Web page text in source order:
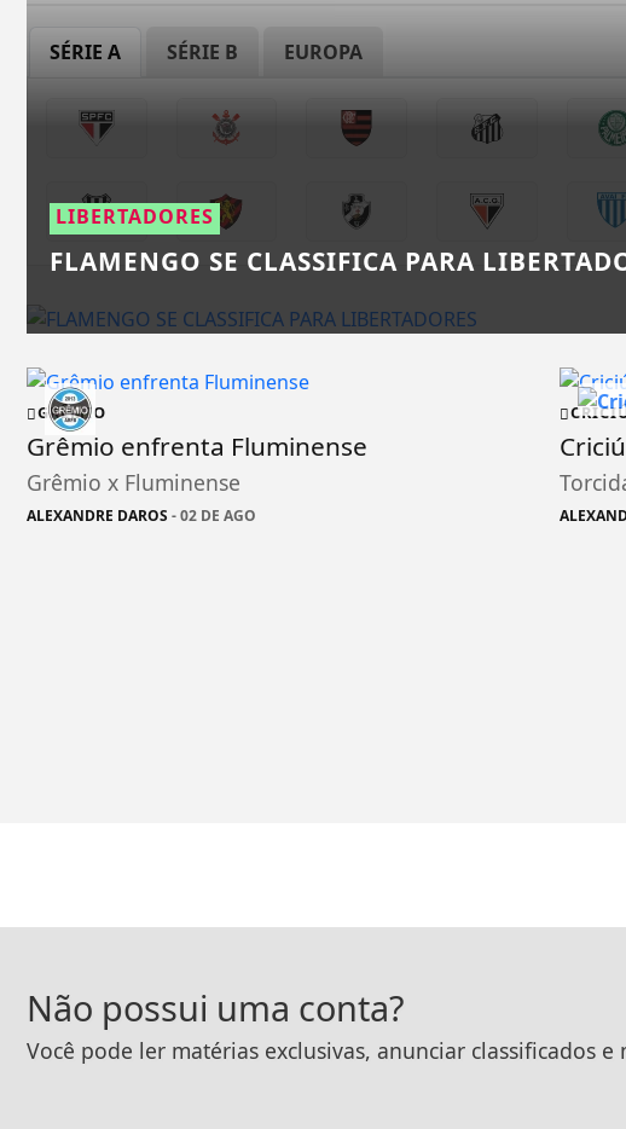
SÉRIE A SÉRIE B EUROPA
LIBERTADORES
FLAMENGO SE CLASSIFICA PARA
GRÊMIO
Grêmio enfrenta Fluminense
Grêmio x Fluminense
ALEXANDRE DAROS - 02 DE AGO
Não possui uma conta?
Você pode ler matérias exclusivas, anunciar classificados e